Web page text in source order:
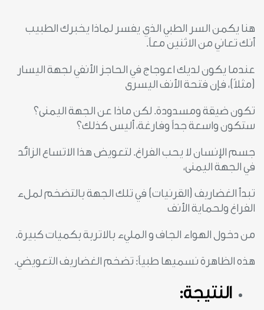
هنا يكمن السر الطبي الذي يفسر لماذا يخبرك الطبيب
أنك تعاني من الاثنين معاً.
عندما يكون لديك اعوجاج في الحاجز الأنفي لجهة اليسار
(مثلاً)، فإن فتحة الأنف اليسرى
تكون ضيقة ومسدودة. لكن ماذا عن الجهة اليمنى؟
ستكون واسعة جداً وفارغة، أليس كذلك؟
جسم الإنسان لا يحب الفراغ. لتعويض هذا الاتساع الزائد
في الجهة اليمنى،
تبدأ الغضاريف (القرنيات) في تلك الجهة بالتضخم لملء
الفراغ ولحماية الأنف
من دخول الهواء الجاف و المليء بالاتربة بكميات كبيرة.
هذه الظاهرة نسميها طبياً: تضخم الغضاريف التعويضي.
النتيجة: